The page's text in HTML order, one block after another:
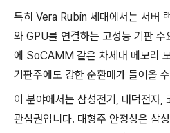
특히 Vera Rubin 세대에서는 서버
와 GPU를 연결하는 고성능 기판 수
에 SoCAMM 같은 차세대 메모리
기판주에도 강한 순환매가 들어올
이 분야에서는 삼성전기, 대덕전자,
관심권입니다. 대형주 안정성은 삼